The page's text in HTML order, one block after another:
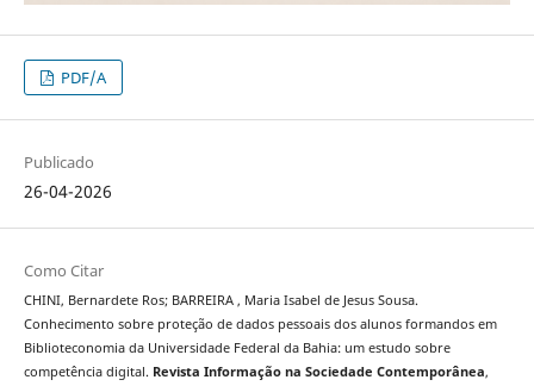
PDF/A
Publicado
26-04-2026
Como Citar
CHINI, Bernardete Ros; BARREIRA , Maria Isabel de Jesus Sousa.
Conhecimento sobre proteção de dados pessoais dos alunos formandos em
Biblioteconomia da Universidade Federal da Bahia: um estudo sobre
competência digital. Revista Informação na Sociedade Contemporânea,